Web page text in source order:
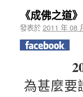
《成佛之道
發表於2011 年 08
為甚麼要